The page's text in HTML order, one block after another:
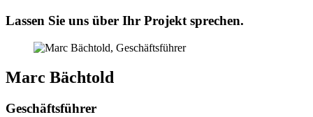
Lassen Sie uns über Ihr Projekt sprechen.
Marc Bächtold
Geschäftsführer